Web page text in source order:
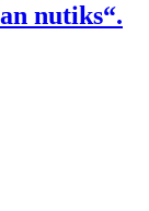
nutiks“.